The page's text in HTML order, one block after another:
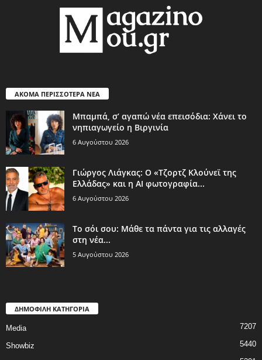
ΑΚΟΜΑ ΠΕΡΙΣΣΟΤΕΡΑ ΝΕΑ
Μπαμπά, σ’ αγαπώ νέα επεισόδια: Χάνει το
νηπιαγωγείο η Βιργινία
6 Αυγούστου 2026
Γιώργος Λιάγκας: Ο «Τζορτζ Κλούνεϊ της
Ελλάδας» και η AI φωτογραφία...
6 Αυγούστου 2026
Το σόι σου: Μάθε τα πάντα για τις αλλαγές
στη νέα...
5 Αυγούστου 2026
ΔΗΜΟΦΙΛΗ ΚΑΤΗΓΟΡΙΑ
Media 7207
Showbiz 5440